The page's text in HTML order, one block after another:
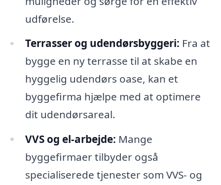
udførelse.
Terrasser og udendørsbyggeri: Fra at
bygge en ny terrasse til at skabe en
hyggelig udendørs oase, kan et
byggefirma hjælpe med at optimere
dit udendørsareal.
VVS og el-arbejde: Mange
byggefirmaer tilbyder også
specialiserede tjenester som VVS- og